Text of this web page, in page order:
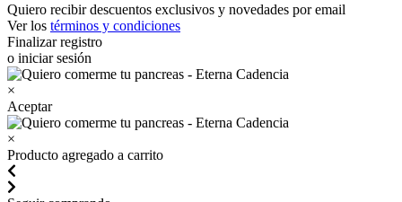
Quiero recibir descuentos exclusivos y novedades por email
Ver los términos y condiciones
Finalizar registro
o iniciar sesión
×
Aceptar
×
Producto agregado a carrito